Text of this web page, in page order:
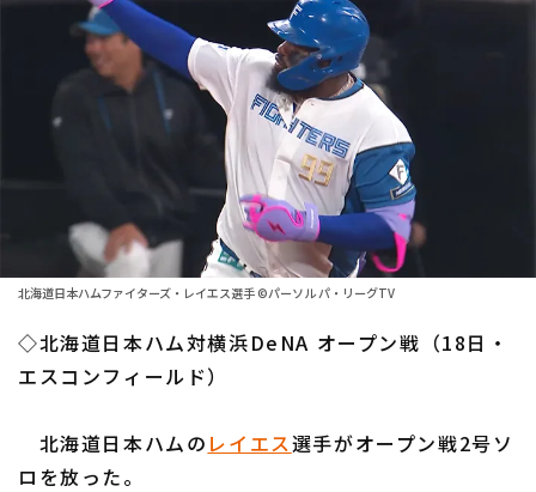
日程・結果
1軍公式戦
ファーム東地区
ファーム西地区
選手名鑑
選手名鑑トップ
北海道日本ハムファイターズ
東北楽天ゴールデンイーグルス
埼玉西武ライオンズ
ニュース
設定
北海道日本ハムファイターズ・レイエス選手 ©パーソル パ・リーグTV
◇北海道日本ハム対横浜DeNA オープン戦（18日・
エスコンフィールド）
北海道日本ハムの レイエス選手がオープン戦2号ソ
ロを放った。